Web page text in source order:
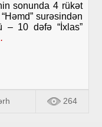
sonunda 4 rükət
surəsindən
– 10 dəfə “İxlas”
264